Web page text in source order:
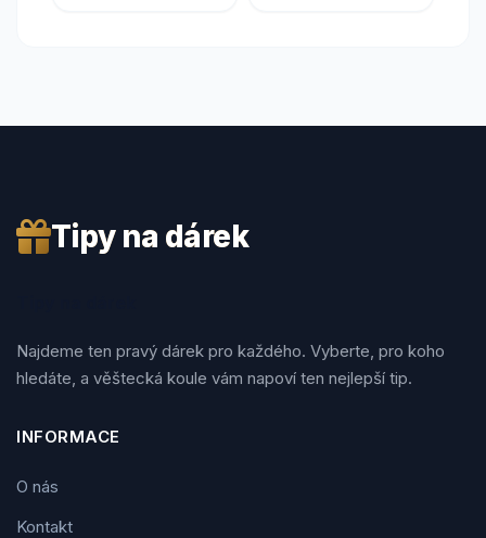
Tipy na dárek
Najdeme ten pravý dárek pro každého. Vyberte, pro koho
hledáte, a věštecká koule vám napoví ten nejlepší tip.
INFORMACE
O nás
Kontakt